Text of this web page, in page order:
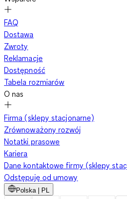
FAQ
Dostawa
Zwroty
Reklamacje
Dostępność
Tabela rozmiarów
O nas
Firma (sklepy stacjonarne)
Zrównoważony rozwój
Notatki prasowe
Kariera
Dane kontaktowe firmy (sklepy
Odstępuję od umowy
Polska | PL